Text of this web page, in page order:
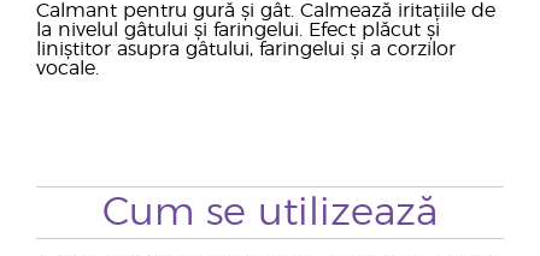
Calmant pentru gură și gât. Calmează iritațiile de
la nivelul gâtului și faringelui. Efect plăcut și
liniștitor asupra gâtului, faringelui și a corzilor
vocale.
Cum se utilizează